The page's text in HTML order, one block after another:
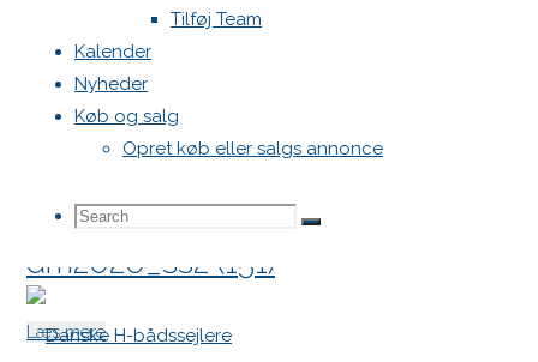
Tilføj Team
Kalender
Nyheder
Køb og salg
Opret køb eller salgs annonce
Search
Search
Search
Læs mere"dm2020_ss2
(153)"
dm2020_ss2 (152)
(152)"
dm2020_ss2 (151)
Læs mere"dm2020_ss2